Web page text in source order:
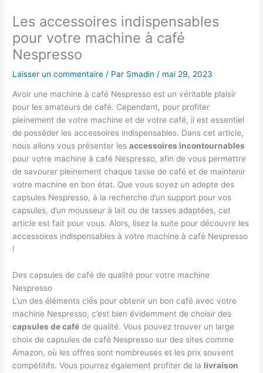
Les accessoires indispensables
pour votre machine à café
Nespresso
Laisser un commentaire / Par Smadin / mai 29, 2023
Avoir une machine à café Nespresso est un véritable plaisir
pour les amateurs de café. Cependant, pour profiter
pleinement de votre machine et de votre café, il est essentiel
de posséder les accessoires indispensables. Dans cet article,
nous allons vous présenter lesaccessoires incontournables
pour votre machine à café Nespresso, afin de vous permettre
de savourer pleinement chaque tasse de café et de maintenir
votre machine en bon état. Que vous soyez un adepte des
capsules Nespresso, à la recherche d’un support pour vos
capsules, d’un mousseur à lait ou de tasses adaptées, cet
article est fait pour vous. Alors, lisez la suite pour découvrir les
accessoires indispensables à votre machine à café Nespresso
!
Des capsules de café de qualité pour votre machine
Nespresso
L’un des éléments clés pour obtenir un bon café avec votre
machine Nespresso, c’est bien évidemment de choisir des
capsules de café de qualité. Vous pouvez trouver un large
choix de capsules de café Nespresso sur des sites comme
Amazon, où les offres sont nombreuses et les prix souvent
compétitifs. Vous pourrez également profiter de la livraison